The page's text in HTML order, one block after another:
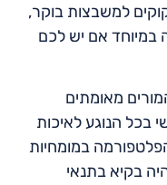
למשבצות בוקר,
במיוחד אם יש לכם
מאומתים
בכל הנוגע לאיכות
במומחיות
בקיא בתנאי